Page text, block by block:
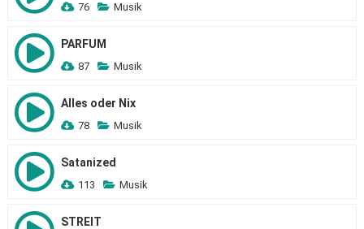
76 Musik
PARFUM
87 Musik
Alles oder Nix
78 Musik
Satanized
113 Musik
STREIT